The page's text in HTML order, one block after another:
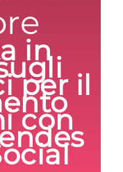
in
per il
con